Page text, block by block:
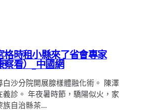
格時租小縣來了省會專家
察看）_中國網
白沙分院開展腺樣體融化術。 陳澤
義診。 年夜暑時節，驕陽似火，家
族自治縣茶…